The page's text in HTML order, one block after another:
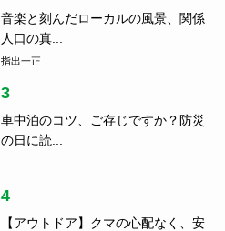
音楽と刻んだローカルの風景、関係
人口の真...
指出一正
3
車中泊のコツ、ご存じですか？防災
の日に読...
4
【アウトドア】クマの心配なく、安